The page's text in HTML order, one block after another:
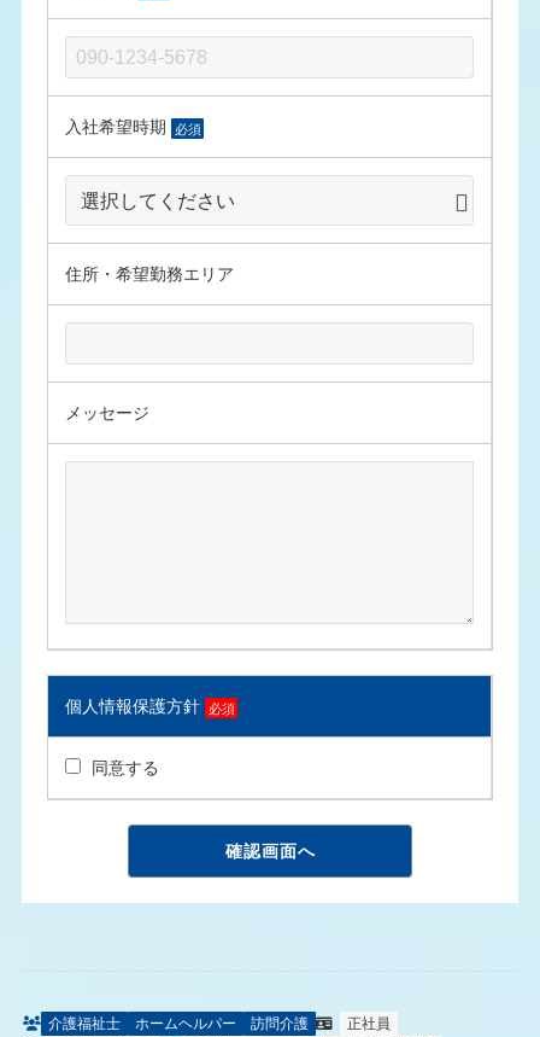
入社希望時期 必須
住所・希望勤務エリア
メッセージ
個人情報保護方針 必須
同意する
介護福祉士 ホームヘルパー 訪問介護
正社員